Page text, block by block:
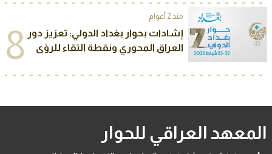
منذ 2 أعوام
8 إشادات بحوار بغداد الدولي: تعزيز دور
العراق المحوري ونقطة التقاء للرؤى
المعهد العراقي للحوار